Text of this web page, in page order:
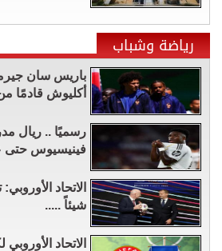
رياضة وشباب
باريس سان
أكليوش قادمًا
رسميًا .. ريال
فينيسيوس حتى عام
الاتحاد
شيئاً .....
الاتحاد